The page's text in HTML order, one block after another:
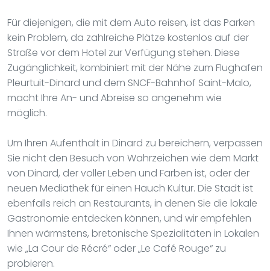
Für diejenigen, die mit dem Auto reisen, ist das Parken
kein Problem, da zahlreiche Plätze kostenlos auf der
Straße vor dem Hotel zur Verfügung stehen. Diese
Zugänglichkeit, kombiniert mit der Nähe zum Flughafen
Pleurtuit-Dinard und dem SNCF-Bahnhof Saint-Malo,
macht Ihre An- und Abreise so angenehm wie
möglich.
Um Ihren Aufenthalt in Dinard zu bereichern, verpassen
Sie nicht den Besuch von Wahrzeichen wie dem Markt
von Dinard, der voller Leben und Farben ist, oder der
neuen Mediathek für einen Hauch Kultur. Die Stadt ist
ebenfalls reich an Restaurants, in denen Sie die lokale
Gastronomie entdecken können, und wir empfehlen
Ihnen wärmstens, bretonische Spezialitäten in Lokalen
wie „La Cour de Récré“ oder „Le Café Rouge“ zu
probieren.